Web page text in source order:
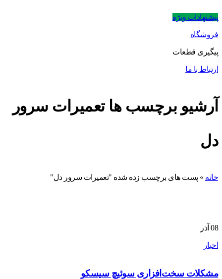
پیشنهادات ویژه
فروشگاه
پیگیری قطعات
ارتباط با ما
آرشیو برچسب ها تعمیرات سرور
دل
خانه » پست های برچسب زده شده "تعمیرات سرور دل"
08 آذر
اخبار
مشکلات سخت‌افزاری سوئیچ سیسکو